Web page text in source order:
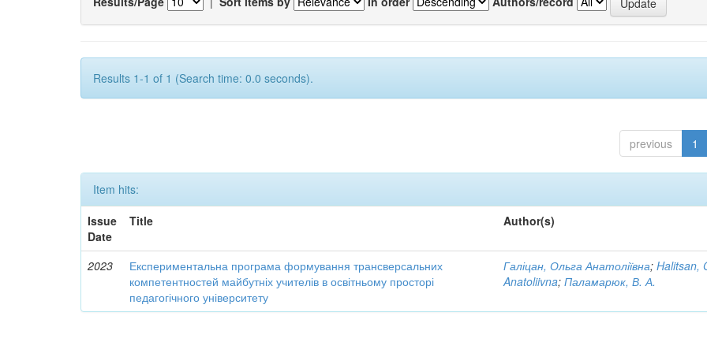
Results 1-1 of 1 (Search time: 0.0 seconds).
previous 1
Item hits:
Issue
Date
Title Author(s)
2023
Експериментальна програма формування трансверсальних
компетентностей майбутніх учителів в освітньому просторі
педагогічного університету
Галіцан, Ольга Анатоліївна;Halitsan,
Anatoliivna;Паламарюк, В. А.